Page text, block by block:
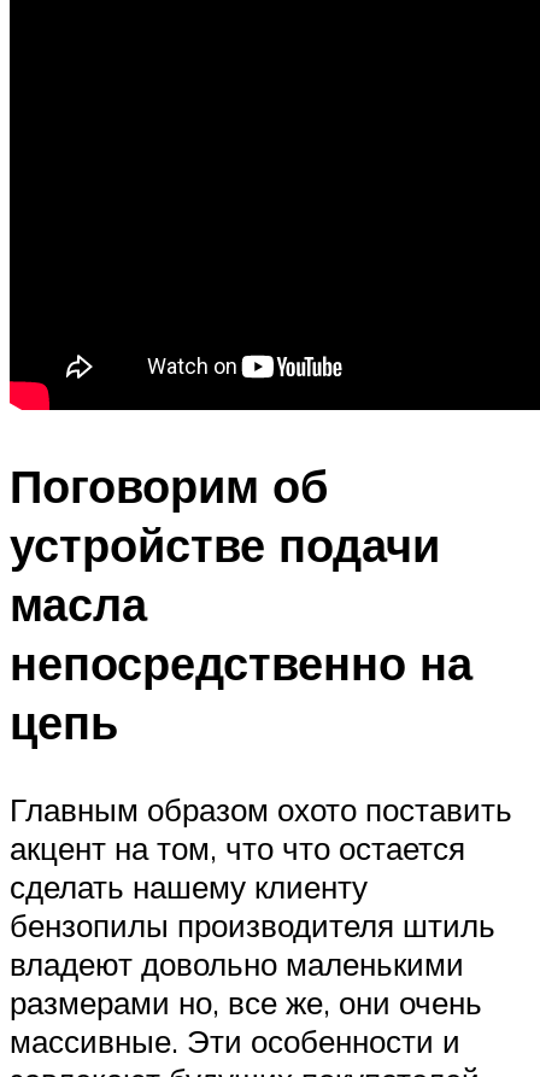
Поговорим об
устройстве подачи
масла
непосредственно на
цепь
Главным образом охото поставить
акцент на том, что что остается
сделать нашему клиенту
бензопилы производителя штиль
владеют довольно маленькими
размерами но, все же, они очень
массивные. Эти особенности и